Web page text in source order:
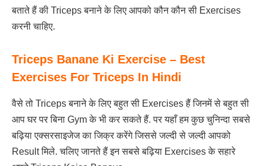
बताते हैं की Triceps बनाने के लिए आपको कौन कौन सी Exercises
करनी चाहिए.
Triceps Banane Ki Exercise – Best
Exercises For Triceps In Hindi
वैसे तो Triceps बनाने के लिए बहुत सी Exercises हैं जिनमें से बहुत सी
आप घर पर बिना Gym के भी कर सकते हैं. पर यहाँ हम कुछ चुनिन्दा सबसे
बढ़िया एक्सरसाइजेज का जिक्र करेंगे जिससे जल्दी से जल्दी आपको
Result मिले. चलिए जानते हैं इन सबसे बढ़िया Exercises के सहारे